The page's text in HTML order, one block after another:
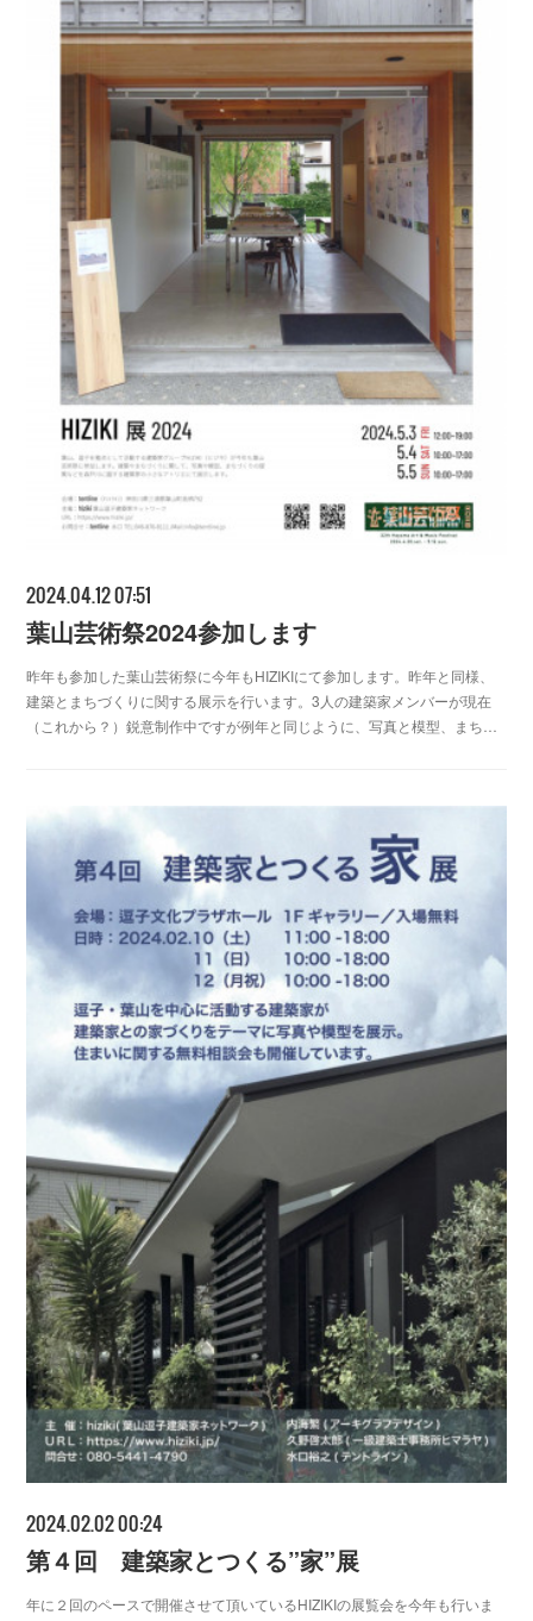
2024.04.12 07:51
葉山芸術祭2024参加します
昨年も参加した葉山芸術祭に今年もHIZIKIにて参加します。昨年と同様、
建築とまちづくりに関する展示を行います。3人の建築家メンバーが現在
（これから？）鋭意制作中ですが例年と同じように、写真と模型、まち…
2024.02.02 00:24
第４回 建築家とつくる”家”展
年に２回のペースで開催させて頂いているHIZIKIの展覧会を今年も行いま